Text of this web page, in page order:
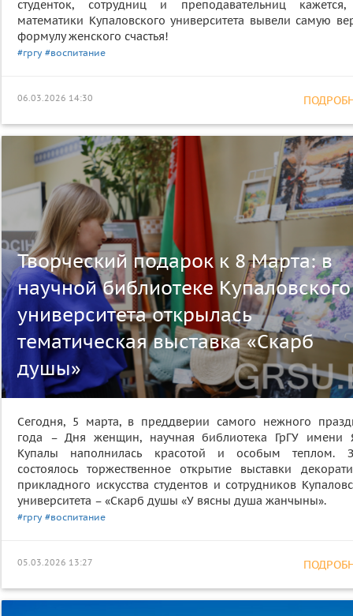
студенток, сотрудниц и преподавательниц
математики Купаловского университета вывели самую
формулу женского счастья!
#гргу #воспитание
06.03.2026 14:30
Творческий подарок к 8 Марта: в
научной библиотеке Купаловского
университета открылась
тематическая выставка «Скарб
душы»
Сегодня, 5 марта, в преддверии самого нежного
года – Дня женщин, научная библиотека ГрГУ имени
Купалы наполнилась красотой и особым теплом.
состоялось торжественное открытие выставки
прикладного искусства студентов и сотрудников
университета – «Скарб душы «У вясны душа жанчыны».
#гргу #воспитание
05.03.2026 13:27